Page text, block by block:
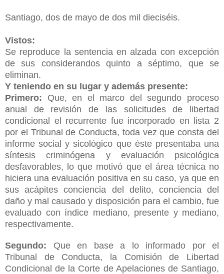
Santiago, dos de mayo de dos mil dieciséis.
Vistos:
Se reproduce la sentencia en alzada con excepción
de sus considerandos quinto a séptimo, que se
eliminan.
Y teniendo en su lugar y además presente:
Primero: Que, en el marco del segundo proceso
anual de revisión de las solicitudes de libertad
condicional el recurrente fue incorporado en lista 2
por el Tribunal de Conducta, toda vez que consta del
informe social y sicológico que éste presentaba una
síntesis criminógena y evaluación psicológica
desfavorables, lo que motivó que el área técnica no
hiciera una evaluación positiva en su caso, ya que en
sus acápites conciencia del delito, conciencia del
daño y mal causado y disposición para el cambio, fue
evaluado con índice mediano, presente y mediano,
respectivamente.
Segundo: Que en base a lo informado por el
Tribunal de Conducta, la Comisión de Libertad
Condicional de la Corte de Apelaciones de Santiago,